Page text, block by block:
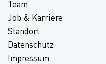
Team
Job & Karriere
Standort
Datenschutz
Impressum